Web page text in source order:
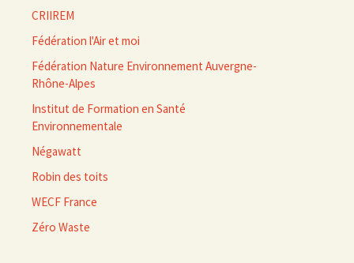
CRIIREM
Fédération l'Air et moi
Fédération Nature Environnement Auvergne-
Rhône-Alpes
Institut de Formation en Santé
Environnementale
Négawatt
Robin des toits
WECF France
Zéro Waste